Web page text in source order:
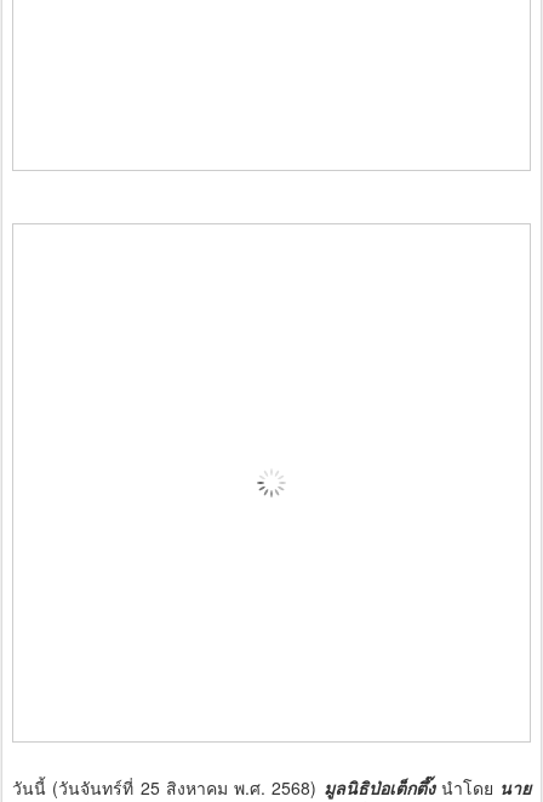
วันนี้ (วันจันทร์ที่ 25 สิงหาคม พ.ศ. 2568) มูลนิธิป่อเต็กตึ๊งนำโดย นาย